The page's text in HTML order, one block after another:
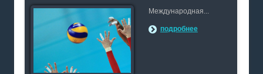
Международная...
подробнее